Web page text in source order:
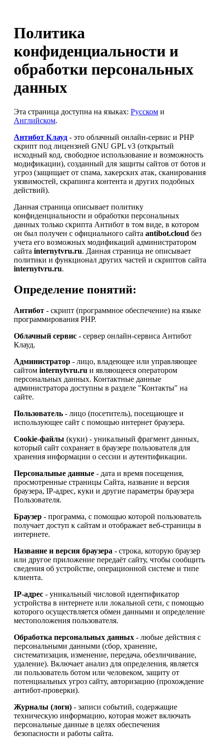
Политика
конфиденциальности и
обработки персональных
данных
Эта страница доступна на языках: Русском и
Английском.
Антибот Клауд - это облачный онлайн-сервис и PHP
скрипт под лицензией GNU GPL v3 (открытый
исходный код, свободное использование и возможность
модификации), созданный для защиты сайтов от ботов и
угроз (защищает от спама, хакерских атак, сканирования
уязвимостей, скрапинга контента и других подобных
действий).
Данная страница описывает политику
конфиденциальности и обработки персональных
данных только скрипта Антибот в том виде, в котором
он был получен с официального сайта antibot.cloud без
учета его возможных модификаций администратором
сайта internytvru.ru. Данная страница не описывает
политики и функционал других частей и скриптов сайта
internytvru.ru.
Определение понятий:
Антибот - скрипт (программное обеспечение) на языке
программирования PHP.
Облачный сервис - сервер онлайн-сервиса Антибот
Клауд.
Администратор - лицо, владеющее или управляющее
сайтом internytvru.ru и являющееся оператором
персональных данных. Контактные данные
администратора доступны в разделе "Контакты" на
сайте.
Пользователь - лицо (посетитель), посещающее и
использующее сайт с помощью интернет браузера.
Cookie-файлы (куки) - уникальный фрагмент данных,
который сайт сохраняет в браузере пользователя для
хранения информации о сессии и аутентификации.
Персональные данные - дата и время посещения,
просмотренные страницы Сайта, название и версия
браузера, IP-адрес, куки и другие параметры браузера
Пользователя.
Браузер - программа, с помощью которой пользователь
получает доступ к сайтам и отображает веб-страницы в
интернете.
Название и версия браузера - строка, которую браузер
или другое приложение передаёт сайту, чтобы сообщить
сведения об устройстве, операционной системе и типе
клиента.
IP-адрес - уникальный числовой идентификатор
устройства в интернете или локальной сети, с помощью
которого осуществляется обмен данными и определение
местоположения пользователя.
Обработка персональных данных - любые действия с
персональными данными (сбор, хранение,
систематизация, изменение, передача, обезличивание,
удаление). Включает анализ для определения, является
ли пользователь ботом или человеком, защиту от
потенциальных угроз сайту, авторизацию (прохождение
антибот-проверки).
Журналы (логи) - записи событий, содержащие
техническую информацию, которая может включать
персональные данные в целях обеспечения
безопасности и работы сайта.